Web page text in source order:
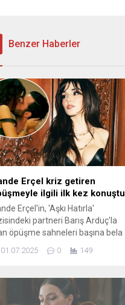
Benzer Haberler
Erçel kriz getiren
ilgili ilk kez konuştu
Erçel'in, 'Aşkı Hatırla'
partneri Barış Arduç'la
öpüşme sahneleri başına bela
ilgili sessizliğini bozdu.
01.07.2025 0 149